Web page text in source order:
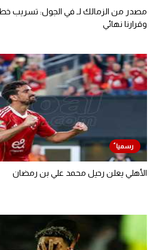
مصدر من الزمالك لـ في الجول: تسريب
وقرارنا نهائي
الأهلي يعلن رحيل محمد علي بن رمضان